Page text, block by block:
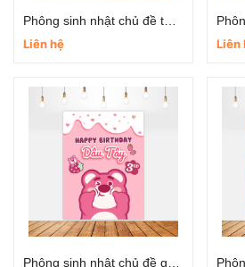
Liên hệ
Liên